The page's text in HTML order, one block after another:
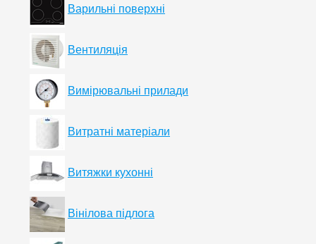
Варильні поверхні
Вентиляція
Вимірювальні прилади
Витратні матеріали
Витяжки кухонні
Вінілова підлога